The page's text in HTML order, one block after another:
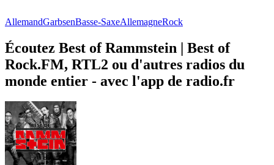
AllemandGarbsenBasse-SaxeAllemagneRock
Écoutez Best of Rammstein | Best of
Rock.FM, RTL2 ou d'autres radios du
monde entier - avec l'app de radio.fr